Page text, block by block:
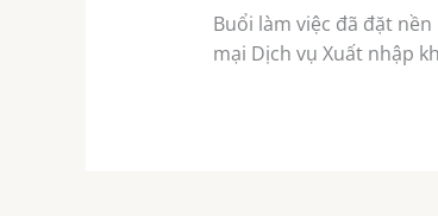
Buổi làm việc đã đặt
mại Dịch vụ Xuất nhập